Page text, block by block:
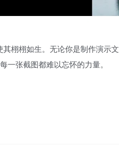
栩栩如生。无论你是制作演示文
张截图都难以忘怀的力量。